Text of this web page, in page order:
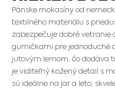
Pánske mokasíny od
textilného materiálu s
zabezpečuje dobré vetranie
gumičkami pre jednoduché
jutovým lemom, čo dodáva
je viditeľný kožený detail s
sú ideálne na jar a leto,